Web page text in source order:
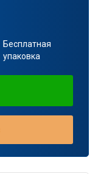
Бесплатная
упаковка